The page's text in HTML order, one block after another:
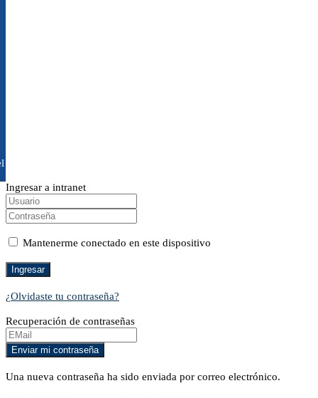
Ingresar a intranet
Mantenerme conectado en este dispositivo
¿Olvidaste tu contraseña?
Recuperación de contraseñas
Una nueva contraseña ha sido enviada por correo electrónico.